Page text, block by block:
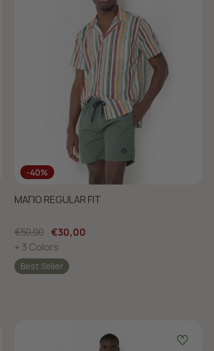
-40%
ΜΑΓΙΟ REGULAR FIT
€50,00 €30,00
+ 3 Colors
Best Seller